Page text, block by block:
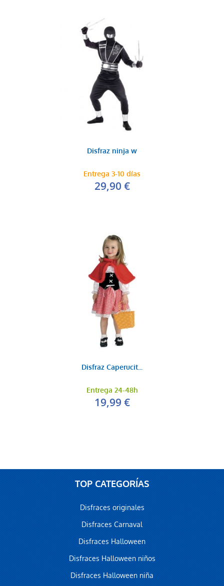
Disfraz ninja w
Entrega 3-10 días
29,90 €
Disfraz Caperucit...
Entrega 24-48h
19,99 €
TOP CATEGORÍAS
Disfraces originales
Disfraces Carnaval
Disfraces Halloween
Disfraces Halloween niños
Disfraces Halloween niña